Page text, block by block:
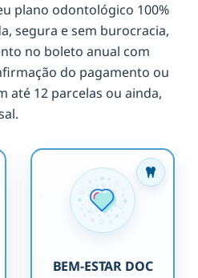
plano odontológico 100%
segura e sem burocracia,
no boleto anual com
do pagamento ou
até 12 parcelas ou ainda,
BEM-ESTAR DOC